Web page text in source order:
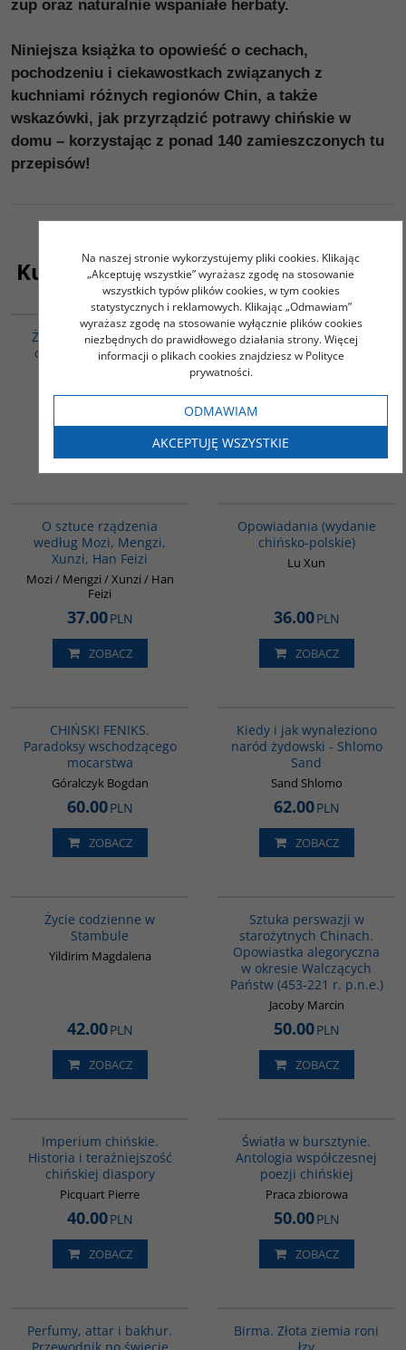
zup oraz naturalnie wspaniałe herbaty.
Niniejsza książka to opowieść o cechach,
pochodzeniu i ciekawostkach związanych z
kuchniami różnych regionów Chin, a także
wskazówki, jak przyrządzić potrawy chińskie w
domu – korzystając z ponad 140 zamieszczonych tu
przepisów!
Kupujący ten produkt kupili także:
00253G
Żółte i czarne. Historia
chińskiej obecności w
Życie Codzienne w Delhi
Skakuj-Puri Maria
O sztuce rządzenia
według Mozi, Mengzi,
Xunzi, Han Feizi
Mozi / Mengzi / Xunzi / Han
Feizi
37.00PLN
ZOBACZ
Opowiadania (wydanie
chińsko-polskie)
Lu Xun
36.00PLN
ZOBACZ
CHIŃSKI FENIKS.
Paradoksy wschodzącego
mocarstwa
Góralczyk Bogdan
60.00PLN
ZOBACZ
Kiedy i jak wynaleziono
naród żydowski - Shlomo
Sand
Sand Shlomo
62.00PLN
ZOBACZ
Życie codzienne w
Stambule
Yildirim Magdalena
42.00PLN
ZOBACZ
Sztuka perswazji w
starożytnych Chinach.
Opowiastka alegoryczna
w okresie Walczących
Państw (453-221 r. p.n.e.)
Jacoby Marcin
50.00PLN
ZOBACZ
Imperium chińskie.
Historia i teraźniejszość
chińskiej diaspory
Picquart Pierre
40.00PLN
ZOBACZ
Światła w bursztynie.
Antologia współczesnej
poezji chińskiej
Praca zbiorowa
50.00PLN
ZOBACZ
Perfumy, attar i bakhur.
Birma. Złota ziemia roni
Na naszej stronie wykorzystujemy pliki cookies. Klikając
„Akceptuję wszystkie” wyrażasz zgodę na stosowanie
wszystkich typów plików cookies, w tym cookies
statystycznych i reklamowych. Klikając „Odmawiam”
wyrażasz zgodę na stosowanie wyłącznie plików cookies
niezbędnych do prawidłowego działania strony. Więcej
informacji o plikach cookies znajdziesz w Polityce
prywatności.
ODMAWIAM
AKCEPTUJĘ WSZYSTKIE